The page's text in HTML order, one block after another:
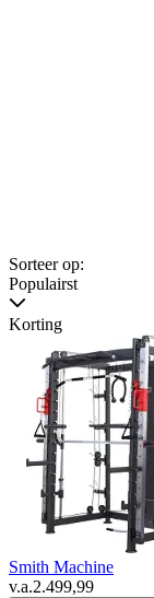
Sorteer op:
Populairst
Korting
Smith Machine
v.a.2.499,99